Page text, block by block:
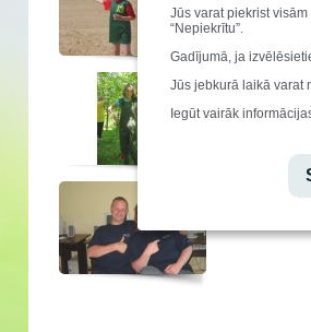
Jūs varat piekrist
“Nepiekrītu”.
Gadījumā, ja
Jūs jebkurā laikā varat
Iegūt vairāk